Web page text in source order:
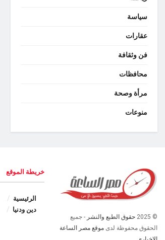
سياسة
عقارات
فن وثقافة
محافظات
مرأة وصحة
منوعات
© 2025 حقوق الطبع والنشر - جميع
الحقوق محفوظة لدى موقع مصر الساعة
خريطة الموقع
الرئيسية
دين ودنيا